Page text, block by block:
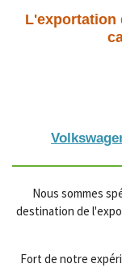
L'exportation
Nous sommes
destination de
Fort de notre